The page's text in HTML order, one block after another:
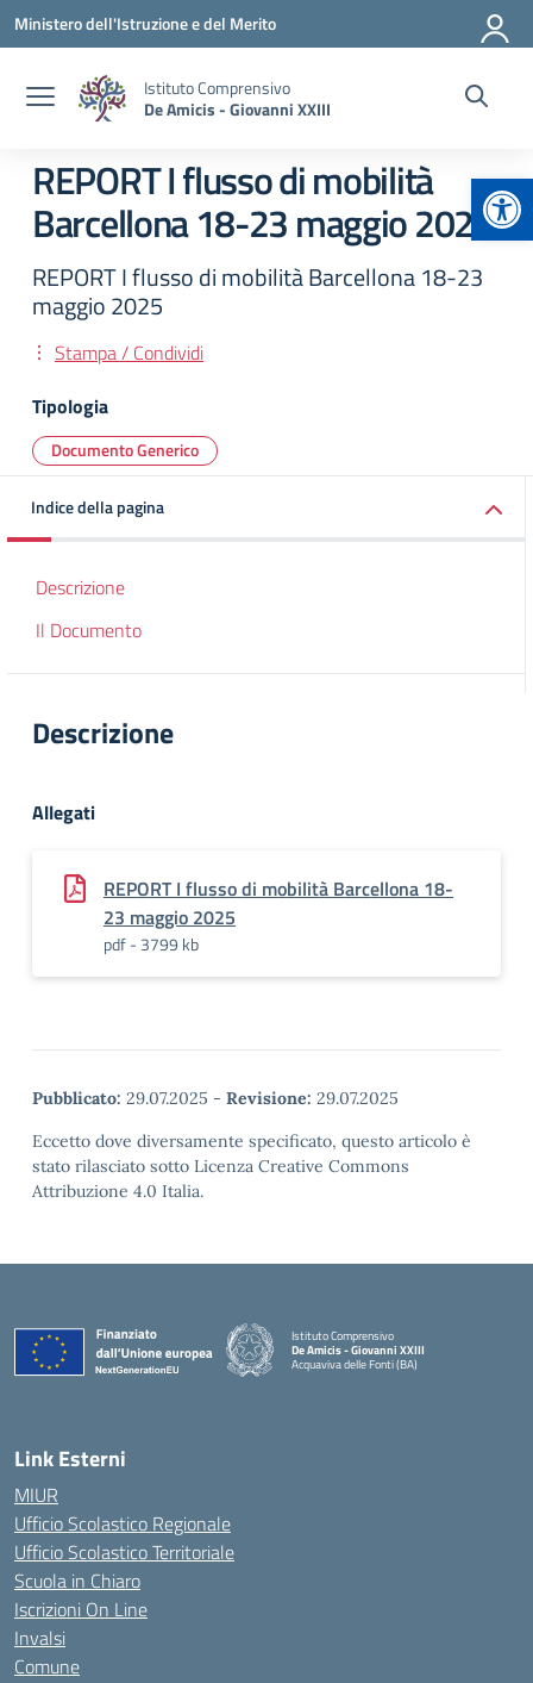
Vai ai contenuti
Vai al menu di navigazione
Vai al footer
Ministero dell'Istruzione e del Merito
Istituto Comprensivo
De Amicis - Giovanni XXIII
REPORT I flusso di mobilità
Barcellona 18-23 maggio 2025
REPORT I flusso di mobilità Barcellona 18-23
maggio 2025
Stampa / Condividi
Tipologia
Documento Generico
Indice della pagina
Descrizione
Il Documento
Descrizione
Allegati
REPORT I flusso di mobilità Barcellona 18-
23 maggio 2025
pdf - 3799 kb
Pubblicato: 29.07.2025 - Revisione: 29.07.2025
Eccetto dove diversamente specificato, questo articolo è
stato rilasciato sotto Licenza Creative Commons
Attribuzione 4.0 Italia.
Istituto Comprensivo
De Amicis - Giovanni XXIII
Acquaviva delle Fonti (BA)
— Visita la pagina iniziale della scuola
Link Esterni
MIUR
Ufficio Scolastico Regionale
Ufficio Scolastico Territoriale
Scuola in Chiaro
Iscrizioni On Line
Invalsi
Comune